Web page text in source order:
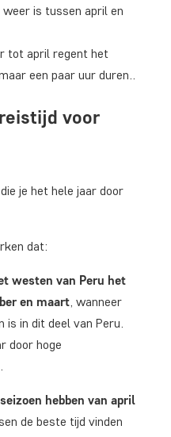
is tussen april en
tot april regent het
een paar uur duren..
voor
je het hele jaar door
dat:
westen van Peru het
en maart, wanneer
is in dit deel van Peru.
door hoge
hebben van april
de beste tijd vinden